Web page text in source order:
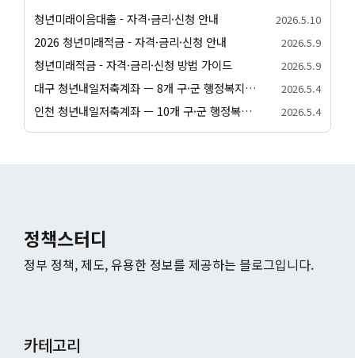
청년미래이음대출 - 자격·금리·신청 안내 2026.5.10
2026 청년미래적금 - 자격·금리·신청 안내 2026.5.9
청년미래적금 - 자격·금리·신청 방법 가이드 2026.5.9
대구 청년내일저축계좌 — 8개 구·군 행정복지센터 신청 방법 2026.5.4
인천 청년내일저축계좌 — 10개 구·군 행정복지센터 신청 방법 2026.5.4
정책스터디
정부 정책, 제도, 유용한 정보를 제공하는 블로그입니다.
카테고리